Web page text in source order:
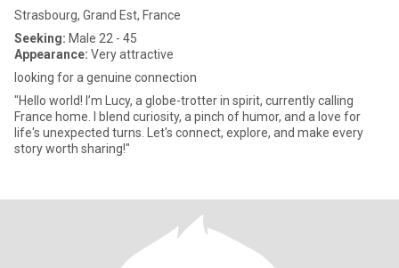
Strasbourg, Grand Est, France
Seeking: Male 22 - 45
Appearance: Very attractive
looking for a genuine connection
"Hello world! I’m Lucy, a globe-trotter in spirit, currently calling
France home. I blend curiosity, a pinch of humor, and a love for
life's unexpected turns. Let's connect, explore, and make every
story worth sharing!"